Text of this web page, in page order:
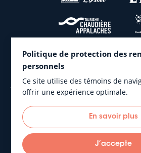
Politique de protection des
personnels
Ce site utilise des témoins de
offrir une expérience optimale.
En savoir plus
J’accepte
2025
3 mars
17 mars
2025
22 avril
5 mai 2025
2 juin 2025
Municipalité de L’Islet © 2026
Plan du site
#Blankonumérique